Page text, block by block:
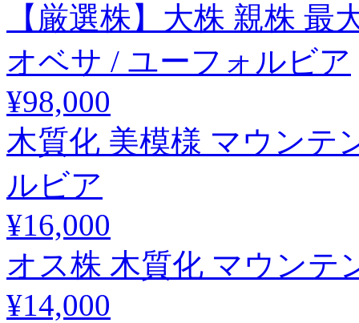
【厳選株】大株 親株 最
オベサ / ユーフォルビア
¥98,000
木質化 美模様 マウンテ
ルビア
¥16,000
オス株 木質化 マウンテ
¥14,000